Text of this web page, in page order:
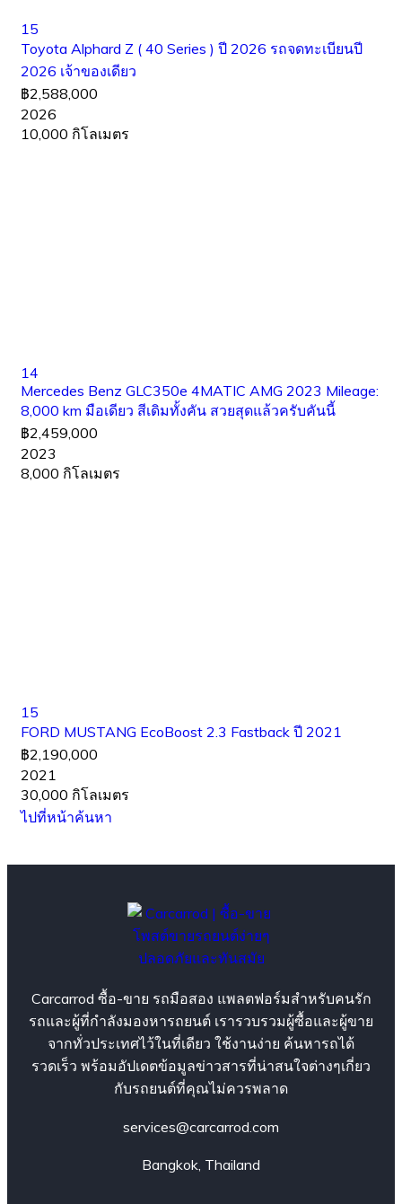
15
Toyota Alphard Z ( 40 Series ) ปี 2026 รถจดทะเบียนปี
2026 เจ้าของเดียว
฿2,588,000
2026
10,000 กิโลเมตร
14
Mercedes Benz GLC350e 4MATIC AMG 2023 Mileage:
8,000 km มือเดียว สีเดิมทั้งคัน สวยสุดแล้วครับคันนี้
฿2,459,000
2023
8,000 กิโลเมตร
15
FORD MUSTANG EcoBoost 2.3 Fastback ปี 2021
฿2,190,000
2021
30,000 กิโลเมตร
ไปที่หน้าค้นหา
Carcarrod ซื้อ-ขาย รถมือสอง แพลตฟอร์มสำหรับคนรัก
รถและผู้ที่กำลังมองหารถยนต์ เรารวบรวมผู้ซื้อและผู้ขาย
จากทั่วประเทศไว้ในที่เดียว ใช้งานง่าย ค้นหารถได้
รวดเร็ว พร้อมอัปเดตข้อมูลข่าวสารที่น่าสนใจต่างๆเกี่ยว
กับรถยนต์ที่คุณไม่ควรพลาด
services@carcarrod.com
Bangkok, Thailand